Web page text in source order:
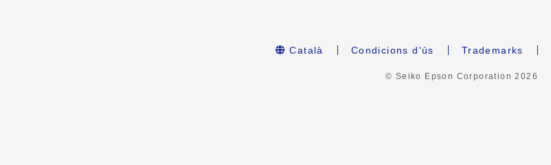
Català Condicions d'ús Trademarks
© Seiko Epson Corporation2026